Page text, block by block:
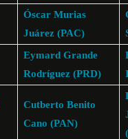
Óscar Murias
Juárez (PAC)
Eymard Grande
Rodríguez (PRD)
Cutberto Benito
Cano (PAN)